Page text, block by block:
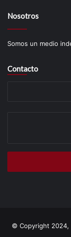
Nosotros
Somos un medio
Contacto
© Copyright 2024,